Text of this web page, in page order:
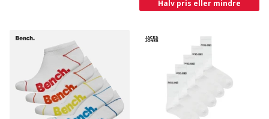
Halv pris eller mindre